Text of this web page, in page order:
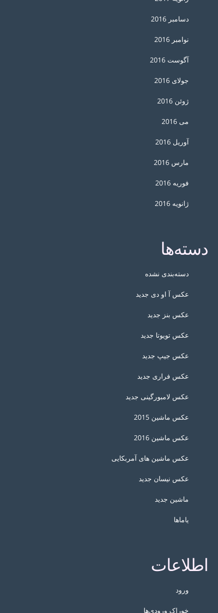
دسامبر 2016
نوامبر 2016
آگوست 2016
جولای 2016
ژوئن 2016
می 2016
آوریل 2016
مارس 2016
فوریه 2016
ژانویه 2016
دسته‌ها
دسته‌بندی نشده
عکس آ او دی جدید
عکس بنز جدید
عکس تویوتا جدید
عکس جیپ جدید
عکس فراری جدید
عکس لامبورگینی جدید
عکس ماشین 2015
عکس ماشین 2016
عکس ماشین های آمربکایی
عکس نیسان جدید
ماشین جدید
یاماها
اطلاعات
ورود
خوراک ورودی‌ها